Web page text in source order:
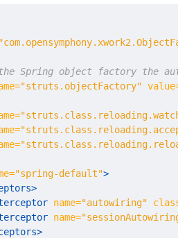
Spring object factory the
"struts.objectFactory"
"spring-default">
name="autowiring"
name=